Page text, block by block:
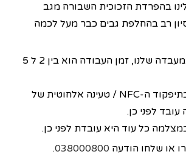
בהפרדת הזכוכית השבורה מגב
רב בהחלפת גבים כבר מעל לכמה
-התיקון מתבצע במעבדה שלנו, זמן העבודה הוא בין 2 ל 5
-התיקון לא פוגע בתיפקוד ה-NFC / טעינה אלחוטית של
לפני כן.
כל עוד היא עובדת לפני כן.
או שלחו הודעה 038000800
.